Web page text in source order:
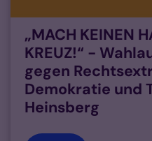
„MACH KEINEN
KREUZ!“ -
gegen
Demokratie und
Heinsberg